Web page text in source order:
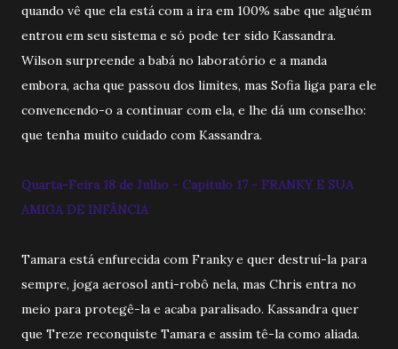
quando vê que ela está com a ira em 100% sabe que alguém
entrou em seu sistema e só pode ter sido Kassandra.
Wilson surpreende a babá no laboratório e a manda
embora, acha que passou dos limites, mas Sofia liga para ele
convencendo-o a continuar com ela, e lhe dá um conselho:
que tenha muito cuidado com Kassandra.
Quarta-Feira 18 de Julho - Capitulo 17 - FRANKY E SUA
AMIGA DE INFÂNCIA
Tamara está enfurecida com Franky e quer destruí-la para
sempre, joga aerosol anti-robô nela, mas Chris entra no
meio para protegê-la e acaba paralisado. Kassandra quer
que Treze reconquiste Tamara e assim tê-la como aliada.